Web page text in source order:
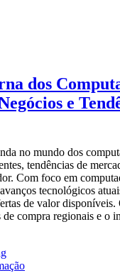
dos
e
no mundo dos
tendências de
Com foco em
tecnológicos
de valor
de compra regionais e o